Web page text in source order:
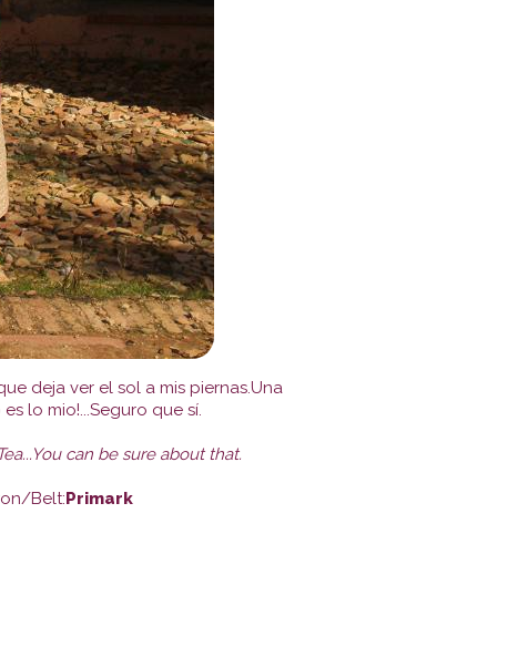
deja ver el sol a mis piernas.Una
lo mio!...Seguro que sí.
can be sure about that.
Belt:Primark